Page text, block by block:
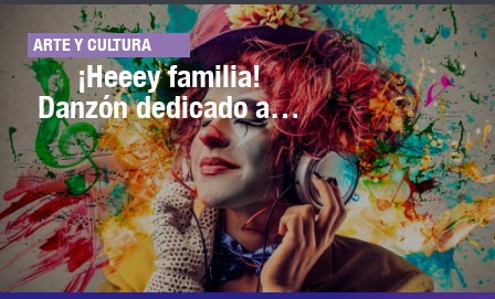
ARTE Y CULTURA
¡Heeey familia!
Danzón dedicado a…